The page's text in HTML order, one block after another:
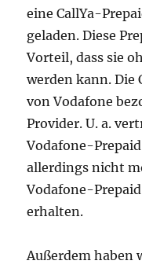
eine CallYa-
geladen. Diese
Vorteil, dass sie
werden kann. Die
von Vodafone
Provider. U. a.
Vodafone-
allerdings nicht
Vodafone-
erhalten.
Außerdem haben